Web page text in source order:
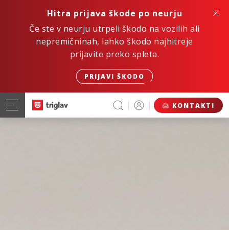
Hitra prijava škode po neurju
Če ste v neurju utrpeli škodo na vozilih ali
nepremičninah, lahko škodo najhitreje
prijavite preko spleta.
PRIJAVI ŠKODO
KONTAKTI